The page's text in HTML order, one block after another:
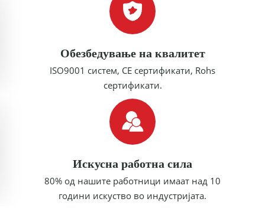
Обезбедување на квалитет
ISO9001 систем, CE сертификати, Rohs
сертификати.
Искусна работна сила
80% од нашите работници имаат над 10
години искуство во индустријата.